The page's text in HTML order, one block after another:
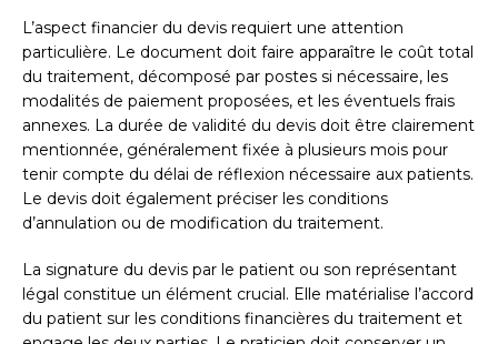
L’aspect financier du devis requiert une attention
particulière. Le document doit faire apparaître le coût total
du traitement, décomposé par postes si nécessaire, les
modalités de paiement proposées, et les éventuels frais
annexes. La durée de validité du devis doit être clairement
mentionnée, généralement fixée à plusieurs mois pour
tenir compte du délai de réflexion nécessaire aux patients.
Le devis doit également préciser les conditions
d’annulation ou de modification du traitement.
La signature du devis par le patient ou son représentant
légal constitue un élément crucial. Elle matérialise l’accord
du patient sur les conditions financières du traitement et